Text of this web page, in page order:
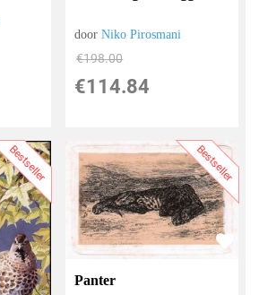
doorNiko Pirosmani
€198.00
€114.84
Bestseller Bestseller
Panter